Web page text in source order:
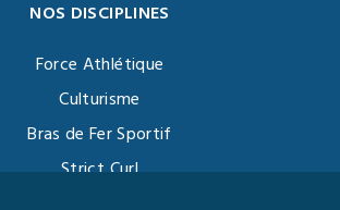
NOS DISCIPLINES
Force Athlétique
Culturisme
Bras de Fer Sportif
Strict Curl